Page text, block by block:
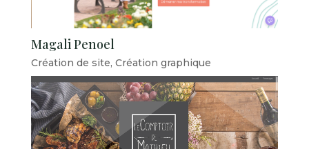
Magali Penoel
Création de site, Création graphique